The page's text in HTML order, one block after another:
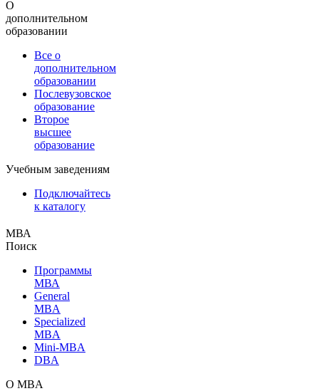
О
дополнительном
образовании
Все о
дополнительном
образовании
Послевузовское
образование
Второе
высшее
образование
Учебным заведениям
Подключайтесь
к каталогу
МВА
Поиск
Программы
МВА
General
MBA
Specialized
MBA
Mini-MBA
DBA
О MBA